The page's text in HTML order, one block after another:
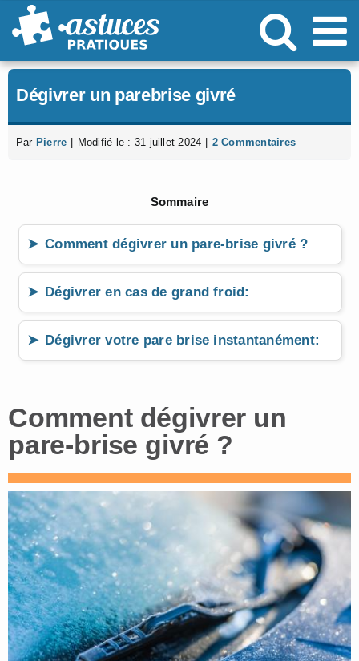
Passer
au
Dégivrer un parebrise givré
Par Pierre Modifié le : 31 juillet 2024 2 Commentaires
Sommaire
Comment dégivrer un pare-brise givré ?
Dégivrer en cas de grand froid:
Dégivrer votre pare brise instantanément:
Comment dégivrer un
pare-brise givré ?